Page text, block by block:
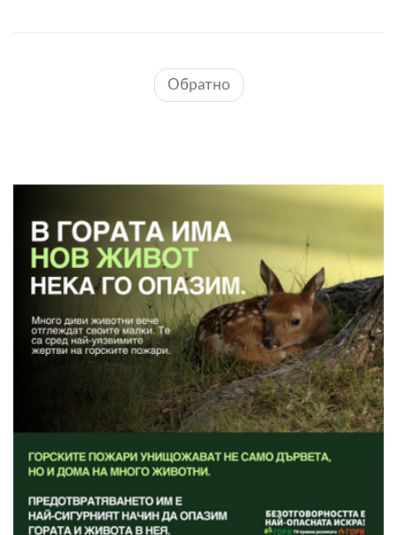
Обратно